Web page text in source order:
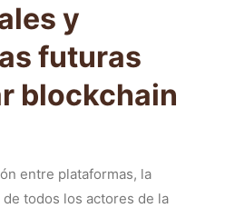
y
futuras
blockchain
entre plataformas, la
todos los actores de la